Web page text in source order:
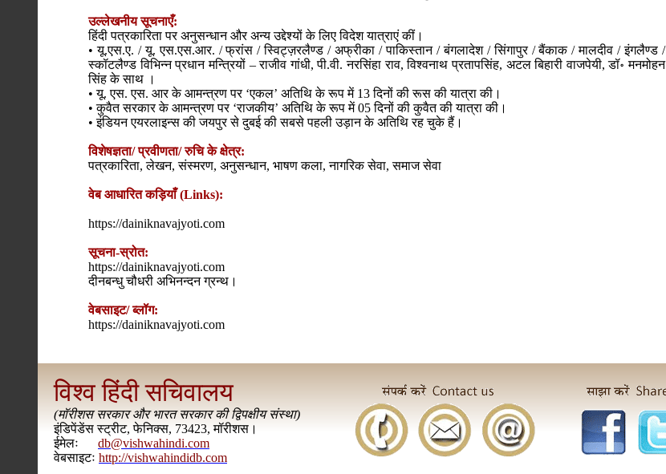
उल्लेखनीय सूचनाएँ:
हिंदी पत्रकारिता पर अनुसन्धान और अन्य उद्देश्यों के लिए विदेश यात्राएं कीं।
• यू.एस.ए. / यू. एस.एस.आर. / फ्रांस / स्विट्ज़रलैण्ड / अफ्रीका / पाकिस्तान / बंगलादेश / सिंगापुर / बैंकाक / मालदीव / इंगलैण्ड /
स्कॉटलैण्ड विभिन्न प्रधान मन्त्रियों – राजीव गांधी, पी.वी. नरसिंहा राव, विश्वनाथ प्रतापसिंह, अटल बिहारी वाजपेयी, डॉ॰ मनमोहन
सिंह के साथ ।
• यू. एस. एस. आर के आमन्त्रण पर ‘एकल’ अतिथि के रूप में 13 दिनों की रूस की यात्रा की।
• कुवैत सरकार के आमन्त्रण पर ‘राजकीय’ अतिथि के रूप में 05 दिनों की कुवैत की यात्रा की।
• इंडियन एयरलाइन्स की जयपुर से दुबई की सबसे पहली उड़ान के अतिथि रह चुके हैं।
विशेषज्ञता/ प्रवीणता/ रुचि के क्षेत्र:
पत्रकारिता, लेखन, संस्मरण, अनुसन्धान, भाषण कला, नागरिक सेवा, समाज सेवा
वेब आधारित कड़ियाँ (Links):
https://dainiknavajyoti.com
सूचना-स्रोत:
https://dainiknavajyoti.com
दीनबन्धु चौधरी अभिनन्दन ग्रन्थ।
वेबसाइट/ ब्लॉग:
https://dainiknavajyoti.com
विश्व हिंदी सचिवालय
(मॉरीशस सरकार और भारत सरकार की द्विपक्षीय संस्था)
इंडिपेंडेंस स्ट्रीट, फेनिक्स, 73423, मॉरीशस।
ईमेलः
db@vishwahindi.com
वेबसाइटः http://vishwahindidb.com